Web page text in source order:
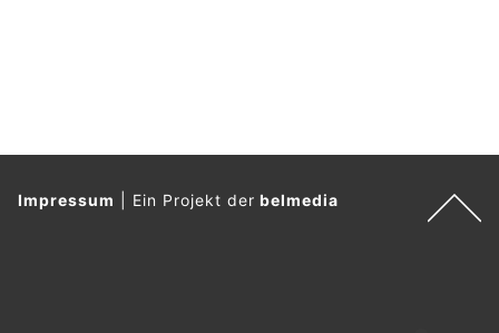
Impressum Ein Projekt derbelmedia